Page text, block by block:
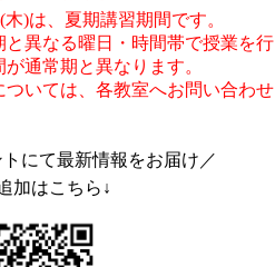
)は、夏期講習期間です。
と異なる曜日・時間帯で授業を行
通常期と異なります。
いては、各教室へお問い合わせ
にて最新情報をお届け／
加はこちら↓